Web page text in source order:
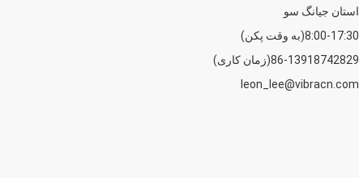
استان جیانگ سو
8:00-17:30(به وقت پکن)
86-13918742829(زمان کاری)
leon_lee@vibracn.com